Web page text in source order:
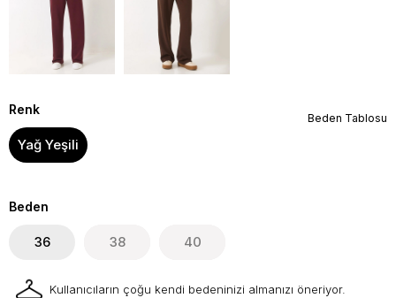
Renk
Yağ Yeşili
Beden
36 38 40
Kullanıcıların çoğu kendi bedeninizi almanızı öneriyor.
Beden Tablosu